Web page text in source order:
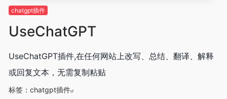
chatgpt插件
UseChatGPT
UseChatGPT插件,在任何网站上改写、总结、翻译、解释
或回复文本，无需复制粘贴
标签： chatgpt插件